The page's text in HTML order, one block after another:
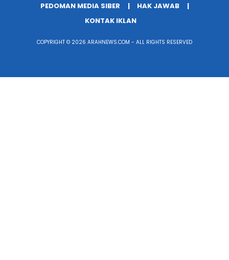
PEDOMAN MEDIA SIBER
HAK JAWAB
KONTAK IKLAN
COPYRIGHT © 2026 ARAHNEWS.COM - ALL RIGHTS RESERVED